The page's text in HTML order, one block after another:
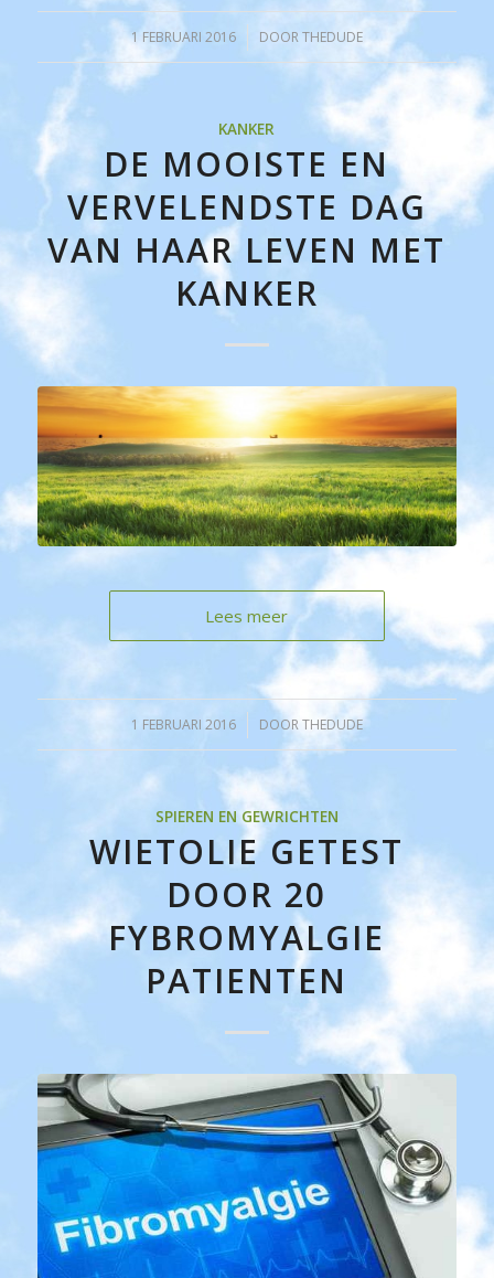
1 FEBRUARI 2016
/ DOORTHEDUDE
KANKER
DE MOOISTE EN
VERVELENDSTE DAG
VAN HAAR LEVEN MET
KANKER
Lees meer
1 FEBRUARI 2016
/ DOORTHEDUDE
SPIEREN EN GEWRICHTEN
WIETOLIE GETEST
DOOR 20
FYBROMYALGIE
PATIENTEN